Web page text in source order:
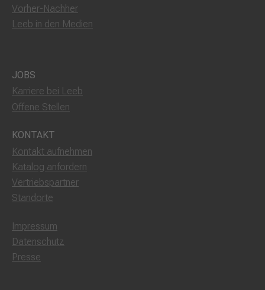
Vorher-Nachher
Leeb in den Medien
JOBS
Karriere bei Leeb
Offene Stellen
KONTAKT
Kontakt aufnehmen
Katalog anfordern
Vertriebspartner
Standorte
Impressum
Datenschutz
Presse